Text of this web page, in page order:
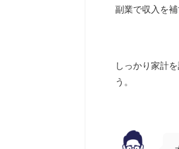
副業で収入を
しっかり家計
う。